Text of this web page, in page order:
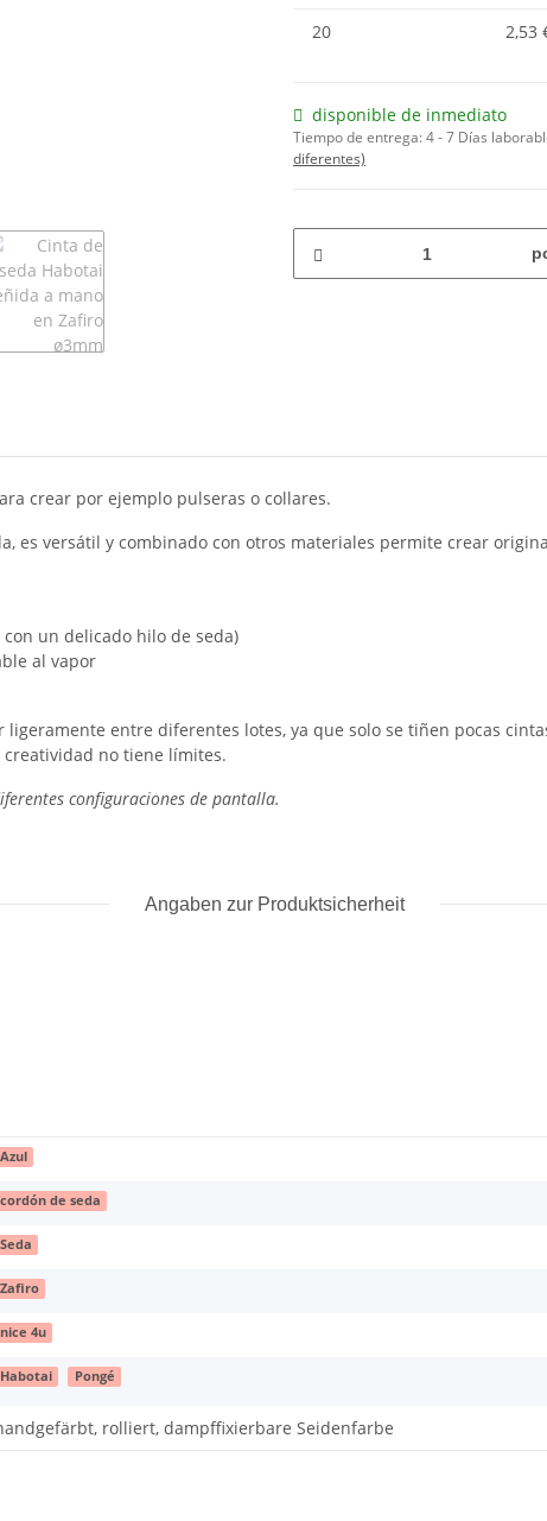
20
2,53
disponible de inmediato
Tiempo de entrega:4 - 7 Días
diferentes)
crear por ejemplo pulseras o collares.
es versátil y combinado con otros materiales permite crear
un delicado hilo de seda)
al vapor
ligeramente entre diferentes lotes, ya que solo se tiñen pocas
creatividad no tiene límites.
configuraciones de pantalla.
Angaben zur Produktsicherheit
Azul
cordón de seda
Seda
Zafiro
nice 4u
Habotai Pongé
rolliert, dampffixierbare Seidenfarbe